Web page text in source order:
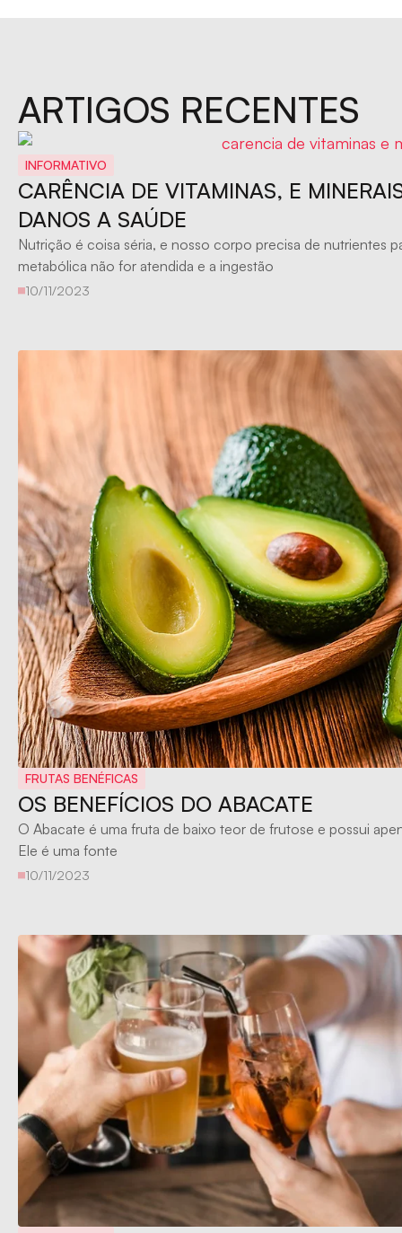
ARTIGOS RECENTES
INFORMATIVO
CARÊNCIA DE VITAMINAS, E
DANOS A SAÚDE
Nutrição é coisa séria, e nosso corpo precisa de nutrientes
metabólica não for atendida e a ingestão
10/11/2023
FRUTAS BENÉFICAS
OS BENEFÍCIOS DO ABACATE
O Abacate é uma fruta de baixo teor de frutose e possui
Ele é uma fonte
10/11/2023